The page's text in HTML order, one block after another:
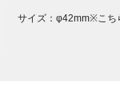
サイズ：φ42mm※こち